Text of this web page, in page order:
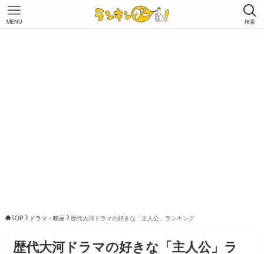
検索
MENU
TOP ドラマ・映画 歴代大河ドラマの好きな「主人公」ランキング
歴代大河ドラマの好きな「主人公」ラ